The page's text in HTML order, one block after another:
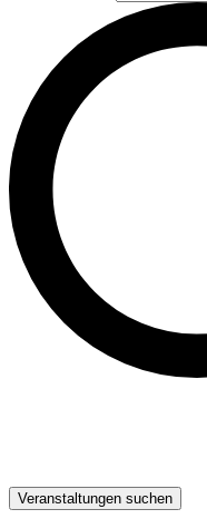
Veranstaltungen suchen